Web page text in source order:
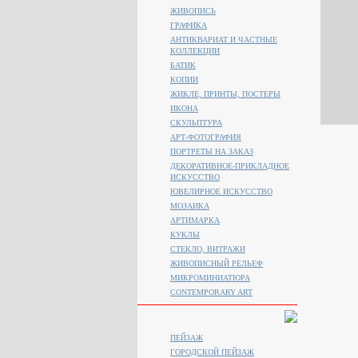
ЖИВОПИСЬ
ГРАФИКА
АНТИКВАРИАТ И ЧАСТНЫЕ
КОЛЛЕКЦИИ
БАТИК
КОПИИ
ЖИКЛЕ, ПРИНТЫ, ПОСТЕРЫ
ИКОНА
СКУЛЬПТУРА
АРТ-ФОТОГРАФИЯ
ПОРТРЕТЫ НА ЗАКАЗ
ДЕКОРАТИВНОЕ-ПРИКЛАДНОЕ
ИСКУССТВО
ЮВЕЛИРНОЕ ИСКУССТВО
МОЗАИКА
АРТИМАРКА
КУКЛЫ
СТЕКЛО, ВИТРАЖИ
ЖИВОПИСНЫЙ РЕЛЬЕФ
МИКРОМИНИАТЮРА
CONTEMPORARY ART
ПЕЙЗАЖ
ГОРОДСКОЙ ПЕЙЗАЖ